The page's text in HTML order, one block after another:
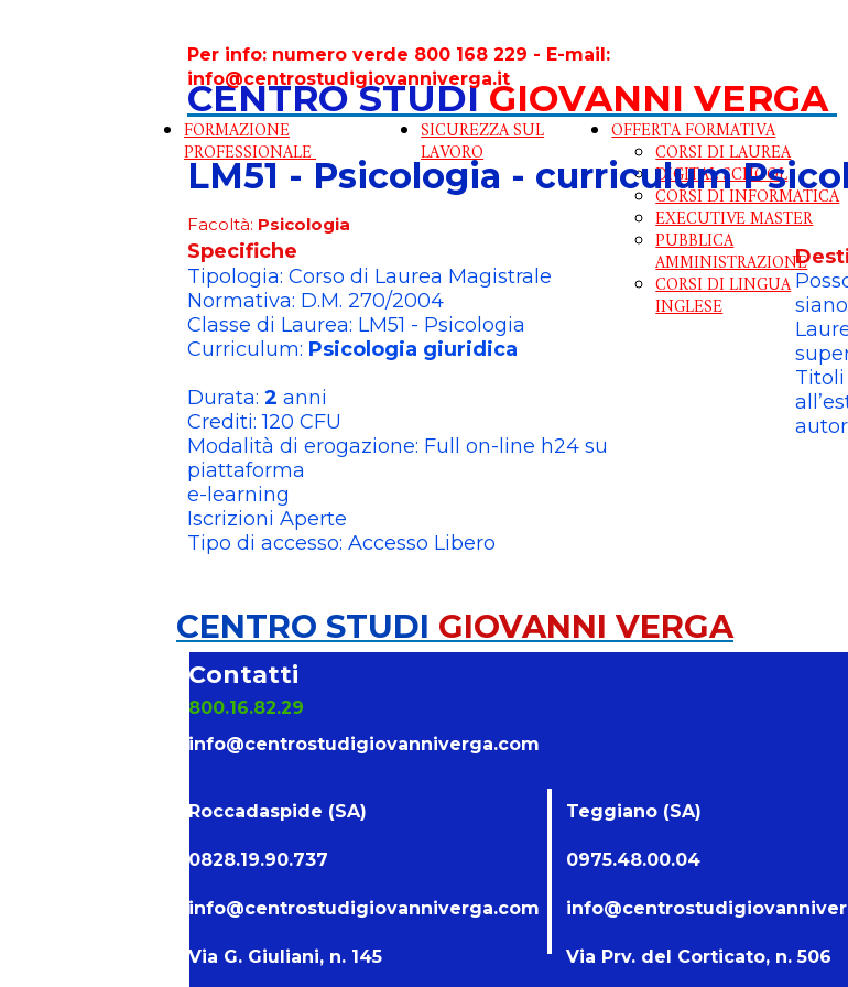
CENTRO STUDI GIOVANNI VERGA
Per info: numero verde 800 168 229 - E-mail:
info@centrostudigiovanniverga.it
CENTRO STUDI GIOVANNI VERGA
Contatti
800.16.82.29
FORMAZIONE
PROFESSIONALE
SICUREZZA SUL
LAVORO
OFFERTA FORMATIVA
CORSI DI LAUREA
DIGITAL SCHOOL
CORSI DI INFORMATICA
EXECUTIVE MASTER
PUBBLICA
AMMINISTRAZIONE
CORSI DI LINGUA
INGLESE
info@centrostudigiovanniverga.com
LM51 - Psicologia - curriculum
Facoltà: Psicologia
Roccadaspide (SA)
0828.19.90.737
info@centrostudigiovanniverga.com
Via G. Giuliani, n. 145
Teggiano (SA)
0975.48.00.04
Via Prv. del Corticato, n. 506
Specifiche
Tipologia: Corso di Laurea Magistrale
Normativa: D.M. 270/2004
Classe di Laurea: LM51 - Psicologia
Curriculum: Psicologia giuridica
Durata: 2 anni
Crediti: 120 CFU
Modalità di erogazione: Full on-line h24 su
piattaforma
e-learning
Iscrizioni Aperte
Tipo di accesso: Accesso Libero